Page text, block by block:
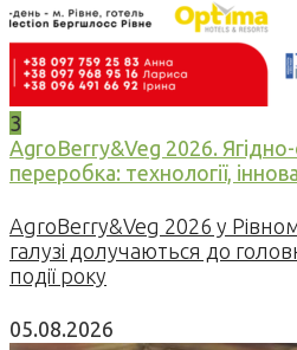
3
AgroBerry&Veg 2026. Ягідно-
переробка: технології,
AgroBerry&Veg 2026 у
галузі долучаються до
події року
05.08.2026